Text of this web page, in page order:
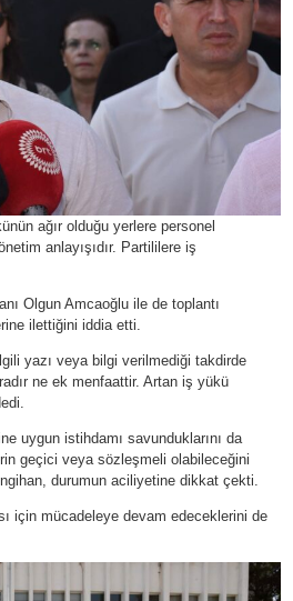
ağır olduğu yerlere personel
anlayışıdır. Partililere iş
Olgun Amcaoğlu ile de toplantı
ilettiğini iddia etti.
yazı veya bilgi verilmediği takdirde
ne ek menfaattir. Artan iş yükü
uygun istihdamı savunduklarını da
geçici veya sözleşmeli olabileceğini
durumun aciliyetine dikkat çekti.
için mücadeleye devam edeceklerini de